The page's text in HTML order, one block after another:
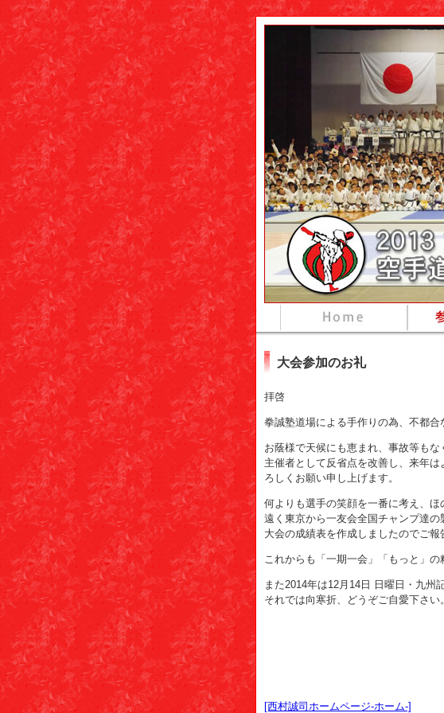
大会参加のお礼
拝啓
拳誠塾道場による手作りの為、不都合
お蔭様で天候にも恵まれ、事故等もな
主催者として反省点を改善し、来年
ろしくお願い申し上げます。
何よりも選手の笑顔を一番に考え、ほ
遠く東京から一友会全国チャンプ達
大会の成績表を作成しましたのでご報
これからも「一期一会」「もっと」の
また2014年は12月14日 日曜日・九州
それでは向寒折、どうぞご自愛下さい。
[西村誠司ホームページ-ホーム-]